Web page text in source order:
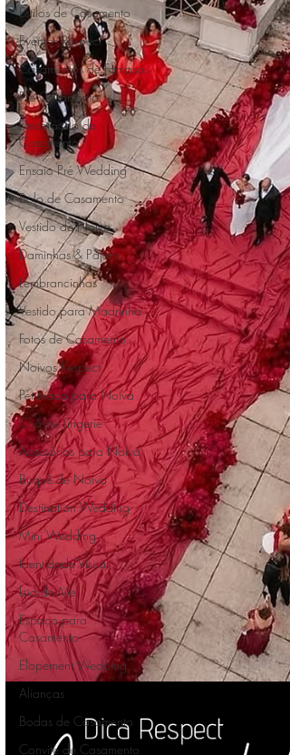
Estilos de Casamento
Eventos Respect
Casamentos de Famosos
Pré Casamento
Decoração de
Casamento
Ensaio Pré Wedding
Bolo de Casamento
Vestido de Noiva
Daminhas & Pajens
Lembrancinhas
Vestido para Madrinha
Fotos de Casamento
Noivos Respect
Penteado para Noiva
Chá de Lingerie
Acessórios para Noiva
Buquê de Noiva
Destination Wedding
Mini Wedding
Identidade Visual
Lua de Mel
Espaço para
Casamento
Elopement Wedding
Alianças
Bodas de Casamento
Convite de Casamento